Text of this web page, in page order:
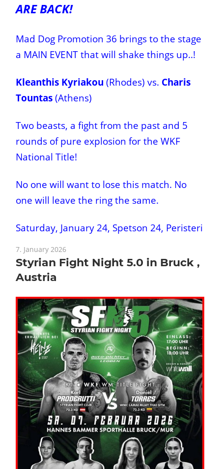
ARE BACK!
Mad Dog Promotion 36 brings to the stage
a MAIN EVENT that will shake things up..!
Kleanthis Kyriakou (Rhodes) vs. Charis
Tountas (Athens)
Two beasts, a fight from the past and 5
rounds of pure explosion for the WKF
National Title!
No one will want to lose this match. No
one will leave the ring the same.
Saturday, January 24, Spetson 24, Peristeri
7. January 2026
Styrian Fight Night 5.0 in Bruck ,
Austria